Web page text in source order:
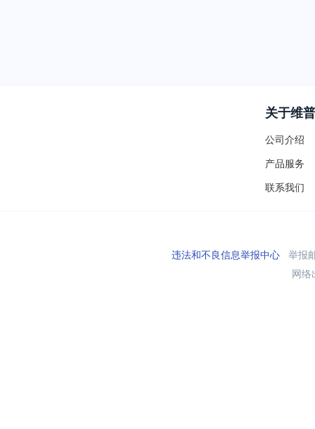
关于维普
公司介绍
产品服务
联系我们
违法和不良信息举报中心举报
网